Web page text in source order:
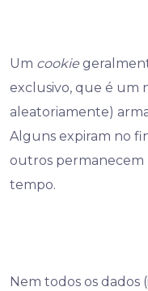
Um cookie
exclusivo, que é um
aleatoriamente)
Alguns expiram no
outros permanecem
tempo.
Nem todos os dados